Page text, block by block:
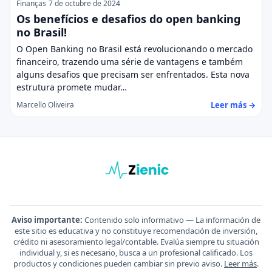
Finanças 7 de octubre de 2024
Os benefícios e desafios do open banking
no Brasil!
O Open Banking no Brasil está revolucionando o mercado
financeiro, trazendo uma série de vantagens e também
alguns desafios que precisam ser enfrentados. Esta nova
estrutura promete mudar…
Marcello Oliveira Leer más →
Aviso importante: Contenido solo informativo — La información de
este sitio es educativa y no constituye recomendación de inversión,
crédito ni asesoramiento legal/contable. Evalúa siempre tu situación
individual y, si es necesario, busca a un profesional calificado. Los
productos y condiciones pueden cambiar sin previo aviso. Leer más.